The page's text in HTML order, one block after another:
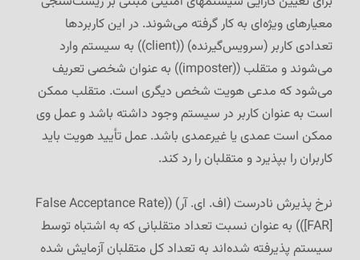
معیارهای ویژه‌ای به کار گرفته می‌شوند. در این کاربردها
تعدادی کاربر (سرویس‌گیرنده) ((client)) به سیستم وارد
می‌شوند و متقلب ((imposter)) به عنوان شخصی تعریف
می‌شود که مدعی هویت شخص دیگری است. متقلب ممکن
است به عنوان کاربر در سیستم وجود داشته باشد و عمل وی
ممکن است عمدی یا غیرعمدی باشد. عمل تأیید هویت باید
کاربران را بپذیرد و متقلبان را رد کند.
نرخ پذیرش نادرست (اف. ای. آر) ((False Acceptance Rate
[FAR])) به عنوان نسبت تعداد متقلبانی که به اشتباه توسط
سیستم پذیرفته شده‌اند به تعداد کل متقلبان آزمایش شده